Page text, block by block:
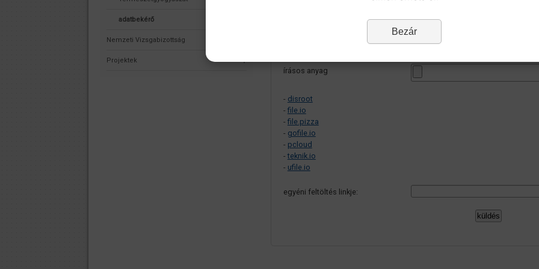
adatbekérő
Nemzeti Vizsgabizottság
Projektek
: ods, odt, odb, otp, pdf, ppt, pptx, pps, ppsx, doc,
írásos anyag
- disroot
- file.io
- file.pizza
- gofile.io
- pcloud
-teknik.io
- ufile.io
egyéni feltöltés linkje:
Bezár